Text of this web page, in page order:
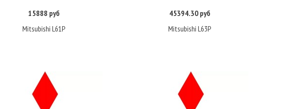
Купить
15888 руб
Mitsubishi L61P
Купить
45394.30 руб
Mitsubishi L63P